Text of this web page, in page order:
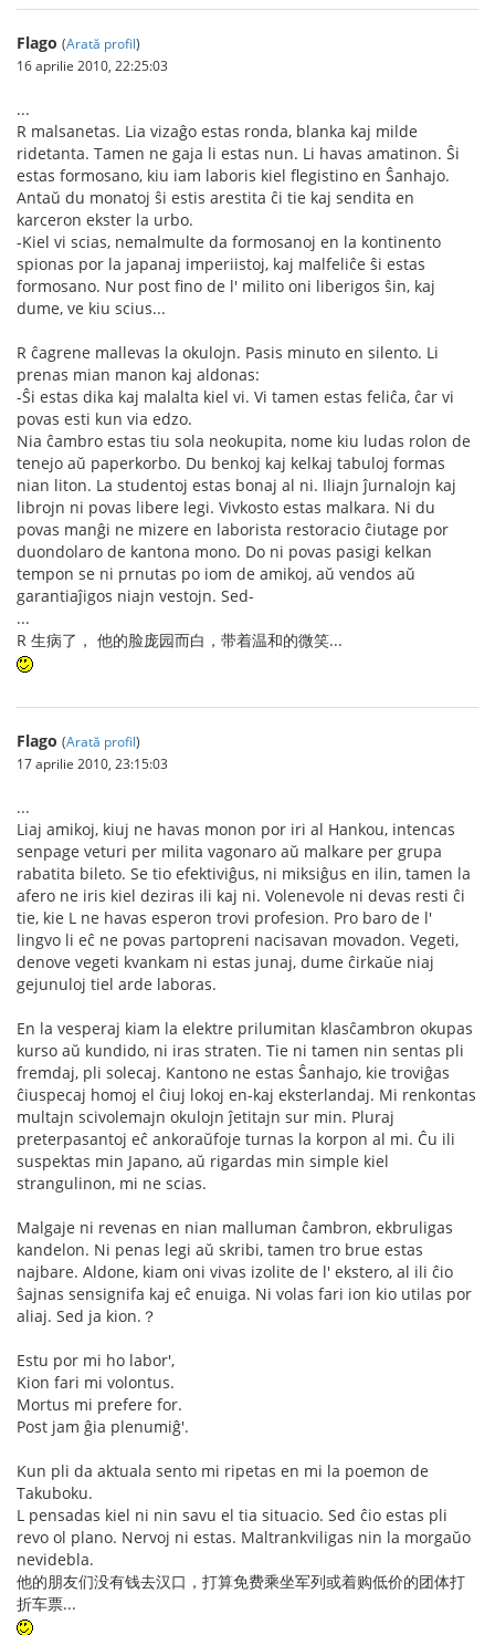
Flago (Arată profil)
16 aprilie 2010, 22:25:03
...
R malsanetas. Lia vizaĝo estas ronda, blanka kaj milde
ridetanta. Tamen ne gaja li estas nun. Li havas amatinon. Ŝi
estas formosano, kiu iam laboris kiel flegistino en Ŝanhajo.
Antaŭ du monatoj ŝi estis arestita ĉi tie kaj sendita en
karceron ekster la urbo.
-Kiel vi scias, nemalmulte da formosanoj en la kontinento
spionas por la japanaj imperiistoj, kaj malfeliĉe ŝi estas
formosano. Nur post fino de l' milito oni liberigos ŝin, kaj
dume, ve kiu scius...
R ĉagrene mallevas la okulojn. Pasis minuto en silento. Li
prenas mian manon kaj aldonas:
-Ŝi estas dika kaj malalta kiel vi. Vi tamen estas feliĉa, ĉar vi
povas esti kun via edzo.
Nia ĉambro estas tiu sola neokupita, nome kiu ludas rolon de
tenejo aŭ paperkorbo. Du benkoj kaj kelkaj tabuloj formas
nian liton. La studentoj estas bonaj al ni. Iliajn ĵurnalojn kaj
librojn ni povas libere legi. Vivkosto estas malkara. Ni du
povas manĝi ne mizere en laborista restoracio ĉiutage por
duondolaro de kantona mono. Do ni povas pasigi kelkan
tempon se ni prnutas po iom de amikoj, aŭ vendos aŭ
garantiaĵigos niajn vestojn. Sed-
...
R 生病了， 他的脸庞园而白，带着温和的微笑...
Flago (Arată profil)
17 aprilie 2010, 23:15:03
...
Liaj amikoj, kiuj ne havas monon por iri al Hankou, intencas
senpage veturi per milita vagonaro aŭ malkare per grupa
rabatita bileto. Se tio efektiviĝus, ni miksiĝus en ilin, tamen la
afero ne iris kiel deziras ili kaj ni. Volenevole ni devas resti ĉi
tie, kie L ne havas esperon trovi profesion. Pro baro de l'
lingvo li eĉ ne povas partopreni nacisavan movadon. Vegeti,
denove vegeti kvankam ni estas junaj, dume ĉirkaŭe niaj
gejunuloj tiel arde laboras.
En la vesperaj kiam la elektre prilumitan klasĉambron okupas
kurso aŭ kundido, ni iras straten. Tie ni tamen nin sentas pli
fremdaj, pli solecaj. Kantono ne estas Ŝanhajo, kie troviĝas
ĉiuspecaj homoj el ĉiuj lokoj en-kaj eksterlandaj. Mi renkontas
multajn scivolemajn okulojn ĵetitajn sur min. Pluraj
preterpasantoj eĉ ankoraŭfoje turnas la korpon al mi. Ĉu ili
suspektas min Japano, aŭ rigardas min simple kiel
strangulinon, mi ne scias.
Malgaje ni revenas en nian malluman ĉambron, ekbruligas
kandelon. Ni penas legi aŭ skribi, tamen tro brue estas
najbare. Aldone, kiam oni vivas izolite de l' ekstero, al ili ĉio
ŝajnas sensignifa kaj eĉ enuiga. Ni volas fari ion kio utilas por
aliaj. Sed ja kion.？
Estu por mi ho labor',
Kion fari mi volontus.
Mortus mi prefere for.
Post jam ĝia plenumiĝ'.
Kun pli da aktuala sento mi ripetas en mi la poemon de
Takuboku.
L pensadas kiel ni nin savu el tia situacio. Sed ĉio estas pli
revo ol plano. Nervoj ni estas. Maltrankviligas nin la morgaŭo
nevidebla.
他的朋友们没有钱去汉口，打算免费乘坐军列或着购低价的团体打
折车票...